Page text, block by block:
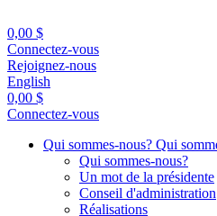
0,00 $
Connectez-vous
Rejoignez-nous
English
0,00 $
Connectez-vous
Qui sommes-nous? Qui
Qui sommes-nous?
Un mot de la présidente
Conseil d'administration
Réalisations